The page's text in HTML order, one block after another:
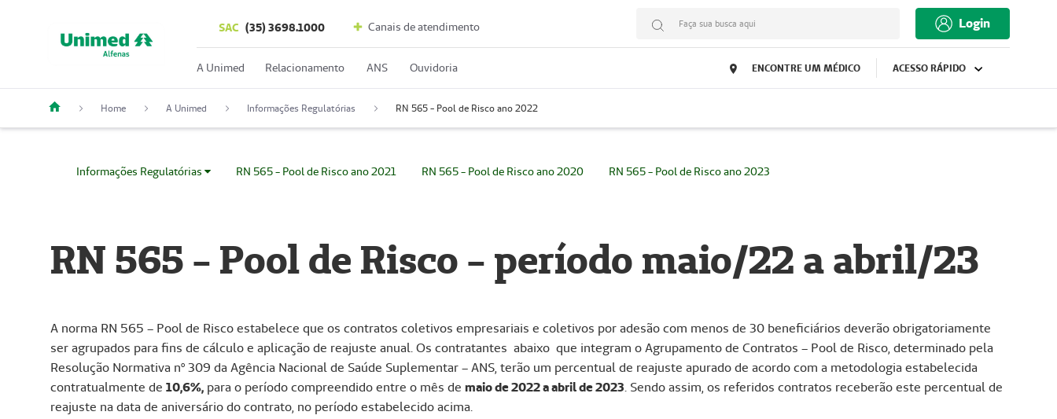
SAC (35) 3698.1000 Canais de atendimento Faça sua busca aqui Login
A Unimed Relacionamento ANS Ouvidoria ENCONTRE UM MÉDICO ACESSO RÁPIDO
Home A Unimed Informações Regulatórias RN 565 - Pool de Risco ano 2022
Informações Regulatórias RN 565 - Pool de Risco ano 2021 RN 565 - Pool de Risco ano 2020 RN 565 - Pool de Risco ano 2023
RN 565 - Pool de Risco - período maio/22 a abril/23
A norma RN 565 – Pool de Risco estabelece que os contratos coletivos empresariais e coletivos por adesão com menos de 30 beneficiários deverão obrigatoriamente
ser agrupados para fins de cálculo e aplicação de reajuste anual. Os contratantes abaixo que integram o Agrupamento de Contratos – Pool de Risco, determinado pela
Resolução Normativa nº 309 da Agência Nacional de Saúde Suplementar – ANS, terão um percentual de reajuste apurado de acordo com a metodologia estabelecida
contratualmente de 10,6%, para o período compreendido entre o mês de maio de 2022 a abril de 2023. Sendo assim, os referidos contratos receberão este percentual de
reajuste na data de aniversário do contrato, no período estabelecido acima.